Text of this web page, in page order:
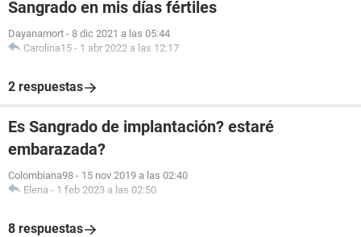
Sangrado en mis días fértiles
Dayanamort - 8 dic 2021 a las 05:44
Carolina15 - 1 abr 2022 a las 12:17
2 respuestas
Es Sangrado de implantación? estaré
embarazada?
Colombiana98 - 15 nov 2019 a las 02:40
Elena - 1 feb 2023 a las 02:50
8 respuestas